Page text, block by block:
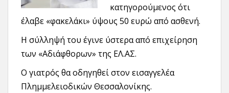
κατηγορούμενος ότι
έλαβε «φακελάκι» ύψους 50 ευρώ από ασθενή.
Η σύλληψή του έγινε ύστερα από επιχείρηση
των «Αδιάφθορων» της ΕΛ.ΑΣ.
O γιατρός θα οδηγηθεί στον εισαγγελέα
Πλημμελειοδικών Θεσσαλονίκης.